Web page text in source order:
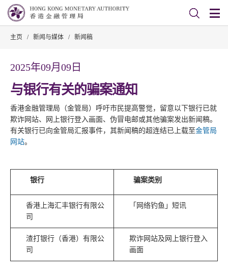
主页 / 新闻与媒体 / 新闻稿
2025年09月09日
与银行有关的骗案通知
香港金融管理局（金管局）呼吁市民提高警觉，留意以下银行已就
欺诈网站、网上银行登入画面、伪冒电邮或其他骗案发出新闻稿。
有关银行已向金管局汇报事件，其新闻稿的超连结已上载至金管局
网站。
银行 骗案类别
香港上海汇丰银行有限公
司
「网络钓鱼」短讯
渣打银行（香港）有限公
司
欺诈网站及网上银行登入
画面